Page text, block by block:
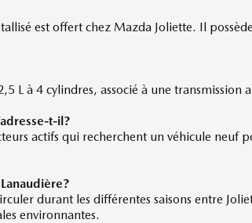
est offert chez Mazda Joliette. Il
L à 4 cylindres, associé à une
t-il?
actifs qui recherchent un véhicule neuf
durant les différentes saisons entre
environnantes.